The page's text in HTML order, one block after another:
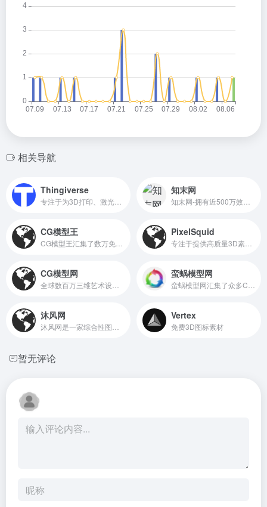
相关导航
Thingiverse 知末网
CG模型王 PixelSquid
CG模型网 蛮蜗模型网
沐风网 Vertex
免费3D图标素材
暂无评论